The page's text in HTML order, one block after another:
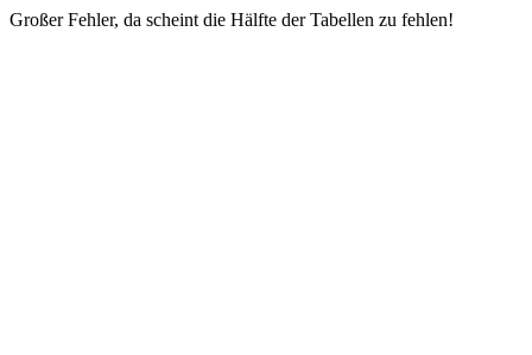
Großer Fehler, da scheint die Hälfte der Tabellen zu fehlen!